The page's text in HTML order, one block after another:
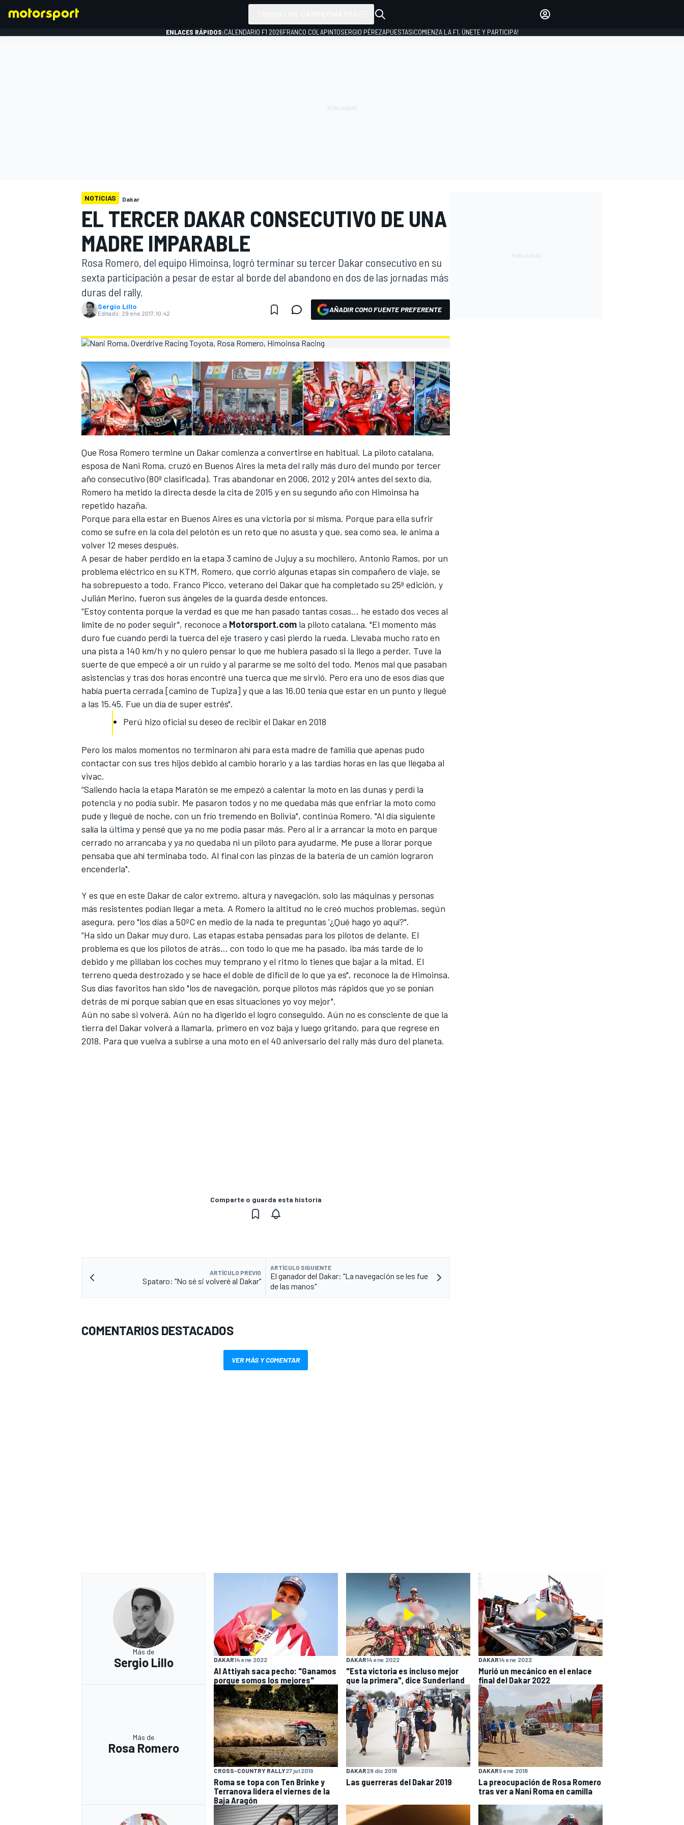
INDYCAR
MOTOGP
NASCAR CUP
FÓRMULA E
WRC
INICIAR SESIÓN
ENLACES RÁPIDOS:CALENDARIO F1 2026FRANCO COLAPINTOSERGIO PÉREZAPUESTAS¡COMIENZA LA F1, ÚNETE Y PARTICIPA!
NOTICIAS Dakar
EL TERCER DAKAR CONSECUTIVO DE UNA
MADRE IMPARABLE
Rosa Romero, del equipo Himoinsa, logró terminar su tercer Dakar consecutivo en su
sexta participación a pesar de estar al borde del abandono en dos de las jornadas más
duras del rally.
Sergio Lillo
Editado: 29 ene 2017, 10:42 AÑADIR COMO FUENTE PREFERENTE
Que Rosa Romero termine un Dakar comienza a convertirse en habitual. La piloto catalana,
esposa de Nani Roma, cruzó en Buenos Aires la meta del rally más duro del mundo por tercer
año consecutivo (80ª clasificada). Tras abandonar en 2006, 2012 y 2014 antes del sexto día,
Romero ha metido la directa desde la cita de 2015 y en su segundo año con Himoinsa ha
repetido hazaña.
Porque para ella estar en Buenos Aires es una victoria por sí misma. Porque para ella sufrir
como se sufre en la cola del pelotón es un reto que no asusta y que, sea como sea, le anima a
volver 12 meses después.
A pesar de haber perdido en la etapa 3 camino de Jujuy a su mochilero, Antonio Ramos, por un
problema eléctrico en su KTM, Romero, que corrió algunas etapas sin compañero de viaje, se
ha sobrepuesto a todo. Franco Picco, veterano del Dakar que ha completado su 25ª edición, y
Julián Merino, fueron sus ángeles de la guarda desde entonces.
“Estoy contenta porque la verdad es que me han pasado tantas cosas… he estado dos veces al
límite de no poder seguir", reconoce a Motorsport.com la piloto catalana. "El momento más
duro fue cuando perdí la tuerca del eje trasero y casi pierdo la rueda. Llevaba mucho rato en
una pista a 140 km/h y no quiero pensar lo que me hubiera pasado si la llego a perder. Tuve la
suerte de que empecé a oír un ruido y al pararme se me soltó del todo. Menos mal que pasaban
asistencias y tras dos horas encontré una tuerca que me sirvió. Pero era uno de esos días que
había puerta cerrada [camino de Tupiza] y que a las 16.00 tenía que estar en un punto y llegué
a las 15.45. Fue un día de super estrés".
Perú hizo oficial su deseo de recibir el Dakar en 2018
Pero los malos momentos no terminaron ahí para esta madre de familia que apenas pudo
contactar con sus tres hijos debido al cambio horario y a las tardías horas en las que llegaba al
vivac.
“Saliendo hacia la etapa Maratón se me empezó a calentar la moto en las dunas y perdí la
potencia y no podía subir. Me pasaron todos y no me quedaba más que enfriar la moto como
pude y llegué de noche, con un frío tremendo en Bolivia", continúa Romero. "Al día siguiente
salía la última y pensé que ya no me podía pasar más. Pero al ir a arrancar la moto en parque
cerrado no arrancaba y ya no quedaba ni un piloto para ayudarme. Me puse a llorar porque
pensaba que ahí terminaba todo. Al final con las pinzas de la batería de un camión lograron
encenderla".
Y es que en este Dakar de calor extremo, altura y navegación, solo las máquinas y personas
más resistentes podían llegar a meta. A Romero la altitud no le creó muchos problemas, según
asegura, pero "los días a 50ºC en medio de la nada te preguntas '¿Qué hago yo aquí?".
“Ha sido un Dakar muy duro. Las etapas estaba pensadas para los pilotos de delante. El
problema es que los pilotos de atrás… con todo lo que me ha pasado, iba más tarde de lo
debido y me pillaban los coches muy temprano y el ritmo lo tienes que bajar a la mitad. El
terreno queda destrozado y se hace el doble de difícil de lo que ya es", reconoce la de Himoinsa.
Sus días favoritos han sido "los de navegación, porque pilotos más rápidos que yo se ponían
detrás de mí porque sabían que en esas situaciones yo voy mejor".
Aún no sabe si volverá. Aún no ha digerido el logro conseguido. Aún no es consciente de que la
tierra del Dakar volverá a llamarla, primero en voz baja y luego gritando, para que regrese en
2018. Para que vuelva a subirse a una moto en el 40 aniversario del rally más duro del planeta.
Comparte o guarda esta historia
ARTÍCULO PREVIO
Spataro: "No sé si volveré al Dakar"
ARTÍCULO SIGUIENTE
El ganador del Dakar: "La navegación se les fue
de las manos"
COMENTARIOS DESTACADOS
VER MÁS Y COMENTAR
Más de
Sergio Lillo DAKAR14 ene 2022
Al Attiyah saca pecho: "Ganamos
porque somos los mejores"
DAKAR14 ene 2022
"Esta victoria es incluso mejor
que la primera", dice Sunderland
DAKAR14 ene 2022
Murió un mecánico en el enlace
final del Dakar 2022
Más de
Rosa Romero
CROSS-COUNTRY RALLY27 jul 2019
Roma se topa con Ten Brinke y
Terranova lidera el viernes de la
Baja Aragón
DAKAR28 dic 2018
Las guerreras del Dakar 2019
DAKAR9 ene 2018
La preocupación de Rosa Romero
tras ver a Nani Roma en camilla